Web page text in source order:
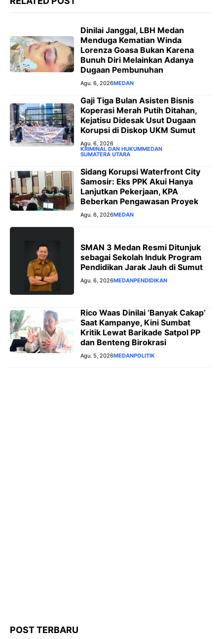
r
Dinilai Janggal, LBH Medan
Menduga Kematian Winda
Lorenza Goasa Bukan Karena
Bunuh Diri Melainkan Adanya
Dugaan Pembunuhan
Agu. 6, 2026MEDAN
‎Gaji Tiga Bulan Asisten Bisnis
Koperasi Merah Putih Ditahan,
Kejatisu Didesak Usut Dugaan
Korupsi di Diskop UKM Sumut
Agu. 6, 2026
KRIMINAL DAN HUKUMMEDAN
SUMATERA UTARA
Sidang Korupsi Waterfront City
Samosir: Eks PPK Akui Hanya
Lanjutkan Pekerjaan, KPA
Beberkan Pengawasan Proyek
Agu. 6, 2026MEDAN
SMAN 3 Medan Resmi Ditunjuk
sebagai Sekolah Induk Program
Pendidikan Jarak Jauh di Sumut
Agu. 6, 2026MEDANPENDIDIKAN
Rico Waas Dinilai ‘Banyak Cakap’
Saat Kampanye, Kini Sumbat
Kritik Lewat Barikade Satpol PP
dan Benteng Birokrasi
Agu. 5, 2026MEDANPOLITIK
POST TERBARU